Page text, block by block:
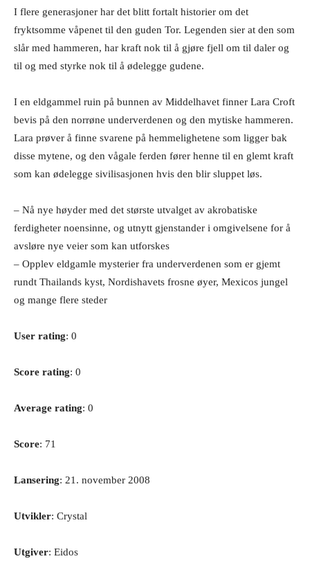
I flere generasjoner har det blitt fortalt historier om det
fryktsomme våpenet til den guden Tor. Legenden sier at den som
slår med hammeren, har kraft nok til å gjøre fjell om til daler og
til og med styrke nok til å ødelegge gudene.
I en eldgammel ruin på bunnen av Middelhavet finner Lara Croft
bevis på den norrøne underverdenen og den mytiske hammeren.
Lara prøver å finne svarene på hemmelighetene som ligger bak
disse mytene, og den vågale ferden fører henne til en glemt kraft
som kan ødelegge sivilisasjonen hvis den blir sluppet løs.
– Nå nye høyder med det største utvalget av akrobatiske
ferdigheter noensinne, og utnytt gjenstander i omgivelsene for å
avsløre nye veier som kan utforskes
– Opplev eldgamle mysterier fra underverdenen som er gjemt
rundt Thailands kyst, Nordishavets frosne øyer, Mexicos jungel
og mange flere steder
User rating: 0
Score rating: 0
Average rating: 0
Score: 71
Lansering: 21. november 2008
Utvikler: Crystal
Utgiver: Eidos